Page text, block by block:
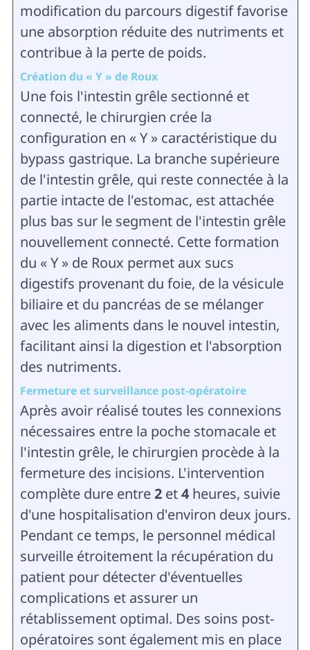
modification du parcours digestif favorise
une absorption réduite des nutriments et
contribue à la perte de poids.
Création du « Y » de Roux
Une fois l'intestin grêle sectionné et
connecté, le chirurgien crée la
configuration en « Y » caractéristique du
bypass gastrique. La branche supérieure
de l'intestin grêle, qui reste connectée à la
partie intacte de l'estomac, est attachée
plus bas sur le segment de l'intestin grêle
nouvellement connecté. Cette formation
du « Y » de Roux permet aux sucs
digestifs provenant du foie, de la vésicule
biliaire et du pancréas de se mélanger
avec les aliments dans le nouvel intestin,
facilitant ainsi la digestion et l'absorption
des nutriments.
Fermeture et surveillance post-opératoire
Après avoir réalisé toutes les connexions
nécessaires entre la poche stomacale et
l'intestin grêle, le chirurgien procède à la
fermeture des incisions. L'intervention
complète dure entre2et4heures, suivie
d'une hospitalisation d'environ deux jours.
Pendant ce temps, le personnel médical
surveille étroitement la récupération du
patient pour détecter d'éventuelles
complications et assurer un
rétablissement optimal. Des soins post-
opératoires sont également mis en place